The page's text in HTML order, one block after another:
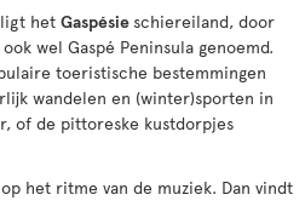
het Gaspésie schiereiland, door
wel Gaspé Peninsula genoemd.
toeristische bestemmingen
wandelen en (winter)sporten in
of de pittoreske kustdorpjes
het ritme van de muziek. Dan vindt